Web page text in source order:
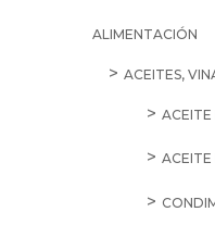
ALIMENTACIÓN
ACEITES,
ACEITE